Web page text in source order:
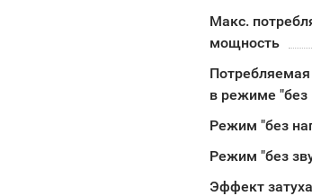
Макс.
мощность
в режиме "без
Режим "без
Режим "без
Эффект